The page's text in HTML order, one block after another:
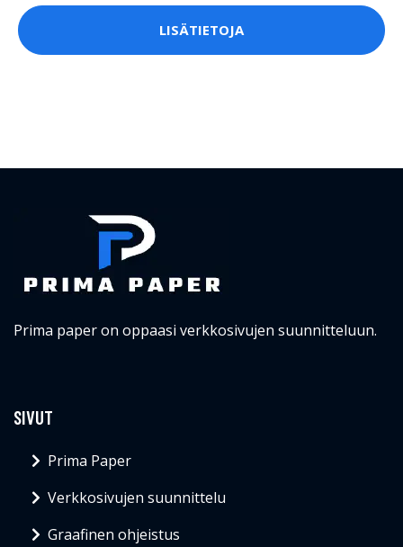
LISÄTIETOJA
Prima paper on oppaasi verkkosivujen suunnitteluun.
SIVUT
Prima Paper
Verkkosivujen suunnittelu
Graafinen ohjeistus